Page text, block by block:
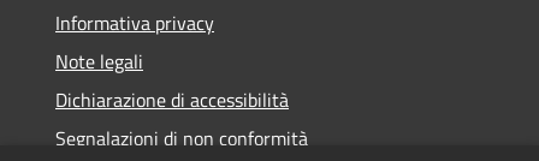
Informativa privacy
Note legali
Dichiarazione di accessibilità
Segnalazioni di non conformità